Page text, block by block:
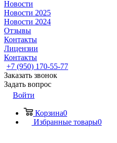
Новости
Новости 2025
Новости 2024
Отзывы
Контакты
Лицензии
Контакты
+7 (950) 170-55-77
Заказать звонок
Задать вопрос
Войти
Корзина0
Избранные товары0